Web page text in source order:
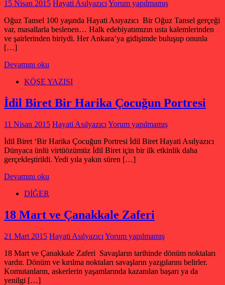
15 Nisan 2015 Hayati Asılyazıcı Yorum yapılmamış
Oğuz Tansel 100 yaşında Hayati Asıyazıcı Bir Oğuz Tansel gerçeği
var, masallarla beslenen… Halk edebiyatımızın usta kalemlerinden
ve şairlerinden biriydi. Her Ankara’ya gidişimde buluşup onunla
[…]
Devamını oku
KÖŞE YAZISI
İdil Biret Bir Harika Çocuğun Portresi
11 Nisan 2015 Hayati Asılyazıcı Yorum yapılmamış
İdil Biret ‘Bir Harika Çocuğun Portresi İdil Biret Hayati Asılyazıcı
Dünyaca ünlü virtüözümüz İdil Biret için bir ilk etkinlik daha
gerçekleştirildi. Yedi yıla yakın süren […]
Devamını oku
DİĞER
18 Mart ve Çanakkale Zaferi
21 Mart 2015 Hayati Asılyazıcı Yorum yapılmamış
18 Mart ve Çanakkale Zaferi Savaşların tarihinde dönüm noktaları
vardır. Dönüm ve kırılma noktaları savaşların yazgılarını belirler.
Komutanların, askerlerin yaşamlarında kazanılan başarı ya da
yenilgi […]